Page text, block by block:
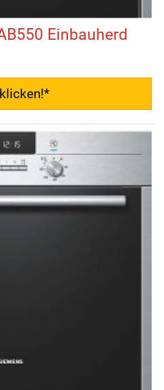
Einbauherd